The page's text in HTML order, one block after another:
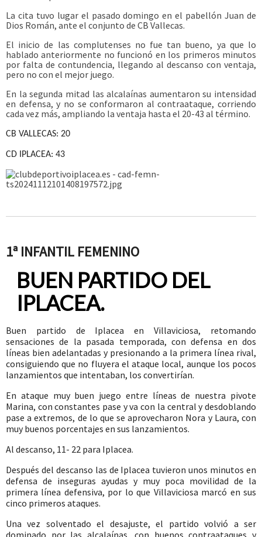
La cita tuvo lugar el pasado domingo en el pabellón Juan de
Dios Román, ante el conjunto de CB Vallecas.
El inicio de las complutenses no fue tan bueno, ya que lo
hablado anteriormente no funcionó en los primeros minutos
por falta de contundencia, llegando al descanso con ventaja,
pero no con el mejor juego.
En la segunda mitad las alcalaínas aumentaron su intensidad
en defensa, y no se conformaron al contraataque, corriendo
cada vez más, ampliando la ventaja hasta el 20-43 al término.
CB VALLECAS: 20
CD IPLACEA: 43
1ª INFANTIL FEMENINO
BUEN PARTIDO DEL
IPLACEA.
Buen partido de Iplacea en Villaviciosa, retomando
sensaciones de la pasada temporada, con defensa en dos
líneas bien adelantadas y presionando a la primera línea rival,
consiguiendo que no fluyera el ataque local, aunque los pocos
lanzamientos que intentaban, los convertirían.
En ataque muy buen juego entre líneas de nuestra pivote
Marina, con constantes pase y va con la central y desdoblando
pase a extremos, de lo que se aprovecharon Nora y Laura, con
muy buenos porcentajes en sus lanzamientos.
Al descanso, 11- 22 para Iplacea.
Después del descanso las de Iplacea tuvieron unos minutos en
defensa de inseguras ayudas y muy poca movilidad de la
primera línea defensiva, por lo que Villaviciosa marcó en sus
cinco primeros ataques.
Una vez solventado el desajuste, el partido volvió a ser
dominado por las alcalaínas, con buenos contraataques y